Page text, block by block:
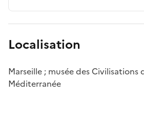
Localisation
Marseille ; musée des Civilisations
Méditerranée